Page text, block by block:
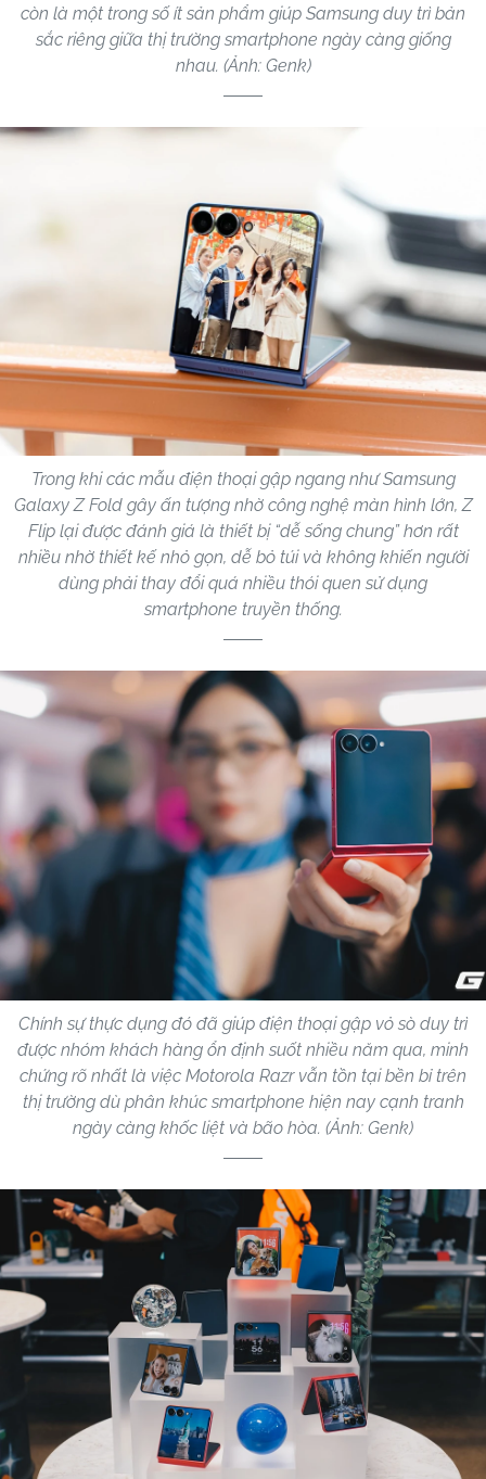
còn là một trong số ít sản phẩm giúp Samsung duy trì bản
sắc riêng giữa thị trường smartphone ngày càng giống
nhau. (Ảnh: Genk)
Trong khi các mẫu điện thoại gập ngang như Samsung
Galaxy Z Fold gây ấn tượng nhờ công nghệ màn hình lớn, Z
Flip lại được đánh giá là thiết bị “dễ sống chung” hơn rất
nhiều nhờ thiết kế nhỏ gọn, dễ bỏ túi và không khiến người
dùng phải thay đổi quá nhiều thói quen sử dụng
smartphone truyền thống.
Chính sự thực dụng đó đã giúp điện thoại gập vỏ sò duy trì
được nhóm khách hàng ổn định suốt nhiều năm qua, minh
chứng rõ nhất là việc Motorola Razr vẫn tồn tại bền bỉ trên
thị trường dù phân khúc smartphone hiện nay cạnh tranh
ngày càng khốc liệt và bão hòa. (Ảnh: Genk)